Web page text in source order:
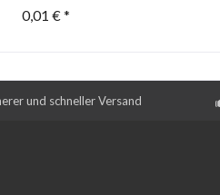
0,01 € *
und schneller Versand